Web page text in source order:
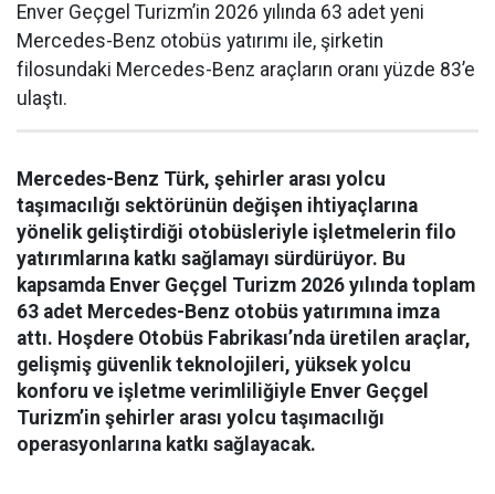
Enver Geçgel Turizm’in 2026 yılında 63 adet yeni
Mercedes-Benz otobüs yatırımı ile, şirketin
filosundaki Mercedes-Benz araçların oranı yüzde 83’e
ulaştı.
Mercedes-Benz Türk, şehirler arası yolcu
taşımacılığı sektörünün değişen ihtiyaçlarına
yönelik geliştirdiği otobüsleriyle işletmelerin filo
yatırımlarına katkı sağlamayı sürdürüyor. Bu
kapsamda Enver Geçgel Turizm 2026 yılında toplam
63 adet Mercedes-Benz otobüs yatırımına imza
attı. Hoşdere Otobüs Fabrikası’nda üretilen araçlar,
gelişmiş güvenlik teknolojileri, yüksek yolcu
konforu ve işletme verimliliğiyle Enver Geçgel
Turizm’in şehirler arası yolcu taşımacılığı
operasyonlarına katkı sağlayacak.